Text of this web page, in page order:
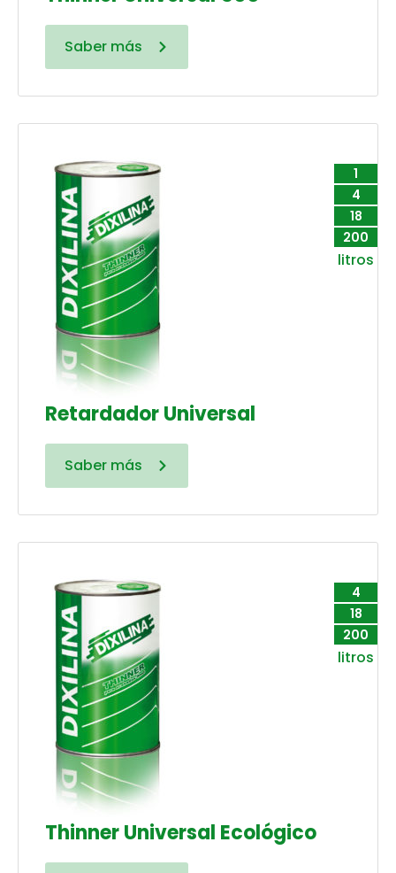
Saber más
1
4
18
200
litros
Retardador Universal
Saber más
4
18
200
litros
Thinner Universal Ecológico